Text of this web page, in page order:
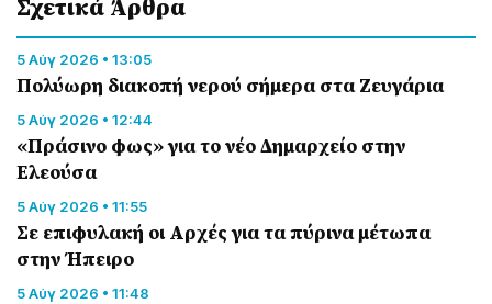
5 Αύγ 2026 • 13:05
Πολύωρη διακοπή νερού σήμερα στα Ζευγάρια
5 Αύγ 2026 • 12:44
«Πράσινο φως» για το νέο Δημαρχείο στην
Ελεούσα
5 Αύγ 2026 • 11:55
Σε επιφυλακή οι Αρχές για τα πύρινα μέτωπα
στην Ήπειρο
5 Αύγ 2026 • 11:48